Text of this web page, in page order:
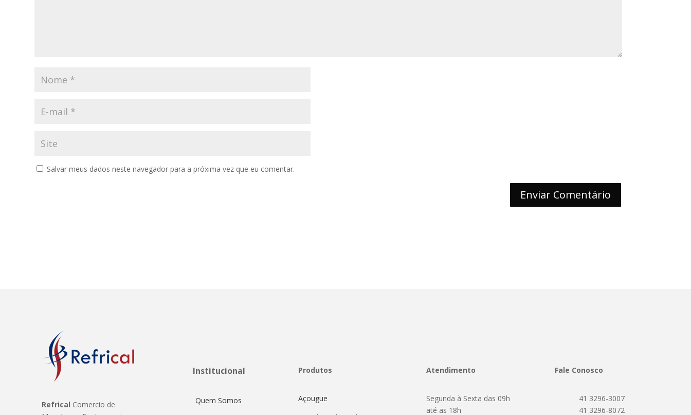
Salvar meus dados neste navegador para a próxima vez que eu comentar.
Refrical Comercio de
Institucional
Quem Somos
Produtos
Açougue
Atendimento
Segunda à Sexta das 09h
até as 18h
Fale Conosco
41 3296-3007
41 3296-8072